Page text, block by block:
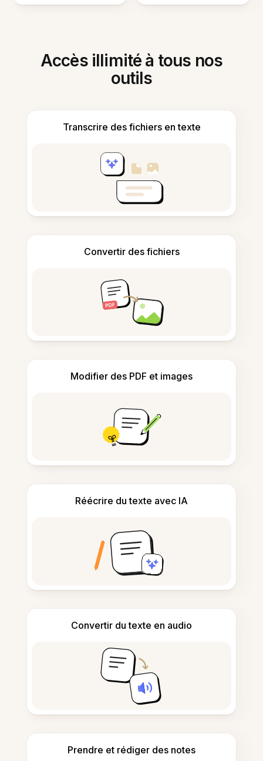
Accès illimité à tous nos
outils
Transcrire des fichiers en texte
Convertir des fichiers
Modifier des PDF et images
Réécrire du texte avec IA
Convertir du texte en audio
Prendre et rédiger des notes